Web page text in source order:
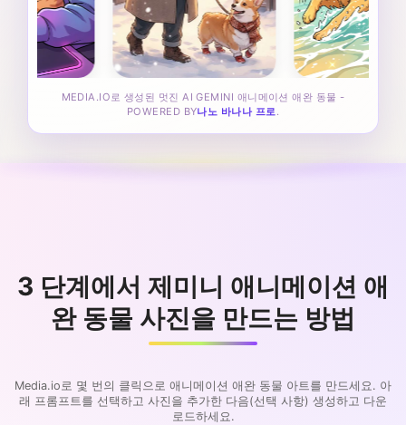
MEDIA.IO로 생성된 멋진 AI GEMINI 애니메이션 애완 동물 -
POWERED BY나노 바나나 프로.
3 단계에서 제미니 애니메이션 애
완 동물 사진을 만드는 방법
Media.io로 몇 번의 클릭으로 애니메이션 애완 동물 아트를 만드세요. 아
래 프롬프트를 선택하고 사진을 추가한 다음(선택 사항) 생성하고 다운
로드하세요.